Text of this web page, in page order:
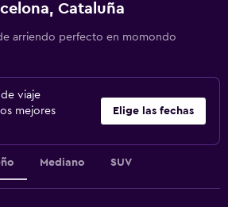
Cataluña
arriendo perfecto en momondo
viaje
mejores
Elige las fechas
Mediano SUV